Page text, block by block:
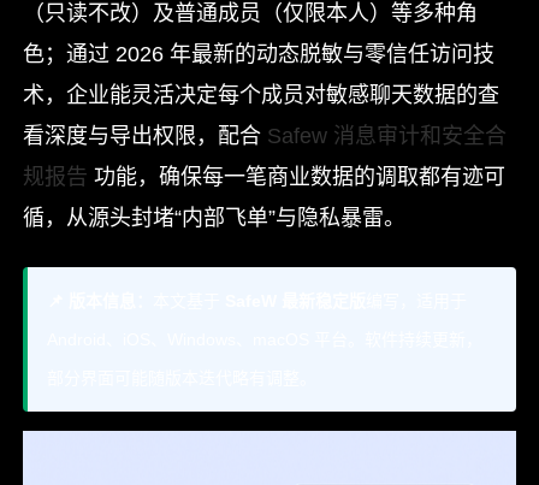
（只读不改）及普通成员（仅限本人）等多种角
色；通过 2026 年最新的动态脱敏与零信任访问技
术，企业能灵活决定每个成员对敏感聊天数据的查
看深度与导出权限，配合 Safew 消息审计和安全合
规报告 功能，确保每一笔商业数据的调取都有迹可
循，从源头封堵“内部飞单”与隐私暴雷。